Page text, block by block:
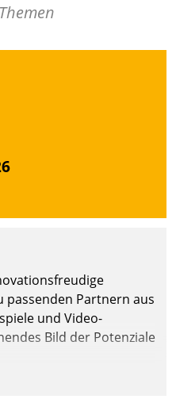
Partnern aus
und Video-
Bild der Potenziale